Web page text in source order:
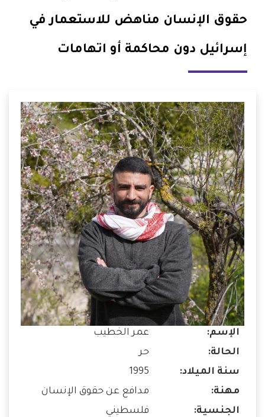
حقوق الإنسان مناهض للاستعمار في
إسرائيل دون محاكمة أو اتهامات
الإسم:
عمر الخطيب
الحالة:
حر
سنة الميلاد:
1995
مهنة:
مدافع عن حقوق الإنسان
الجنسية:
فلسطيني